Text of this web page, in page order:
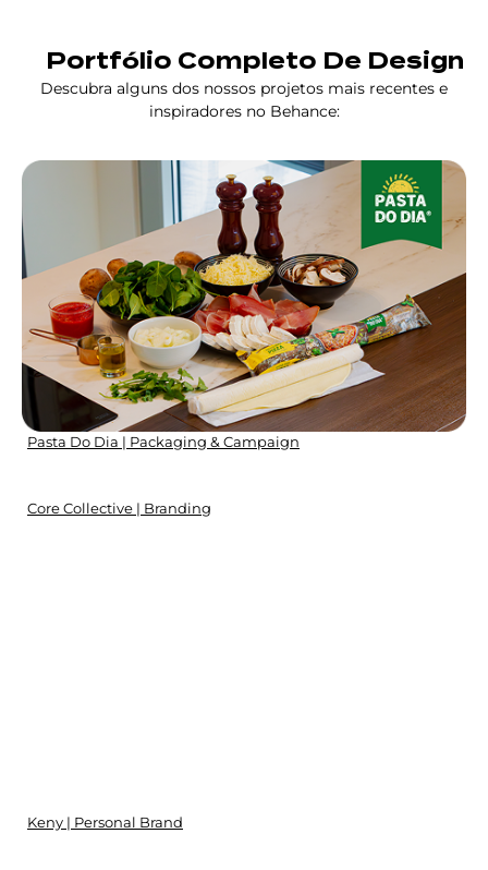
Portfólio Completo De Design
Descubra alguns dos nossos projetos mais recentes e
inspiradores no Behance:
Pasta Do Dia | Packaging & Campaign
Core Collective | Branding
Keny | Personal Brand